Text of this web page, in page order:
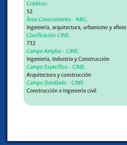
Créditos:
52
Área Conocimiento - NBC:
Ingeniería, arquitectura, urbanismo y afines
Clasificación CINE:
732
Campo Amplio - CINE:
Ingeniería, Industria y Construcción
Campo Específico - CINE:
Arquitectura y construcción
Campo Detallado - CINE:
Construcción e ingeniería civil